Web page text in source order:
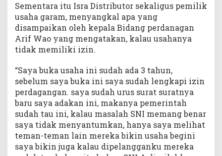
Sementara itu Isra Distributor sekaligus pemilik
usaha garam, menyangkal apa yang
disampaikan oleh kepala Bidang perdanagan
Arif Wao yang mengatakan, kalau usahanya
tidak memiliki izin.
“Saya buka usaha ini sudah ada 3 tahun,
sebelum saya buka ini saya sudah lengkapi izin
perdagangan. saya sudah urus surat suratnya
baru saya adakan ini, makanya pemerintah
sudah tau ini, kalau masalah SNI memang benar
saya tidak menyantumkan, hanya saya melihat
teman-teman lain mereka bikin usaha begini
saya bikin juga kalau dipelangganku mereka